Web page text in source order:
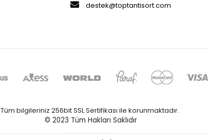
destek@toptantisort.com
Tüm bilgileriniz 256bit SSL Sertifikası ile korunmaktadır.
© 2023 Tüm Hakları Saklıdır